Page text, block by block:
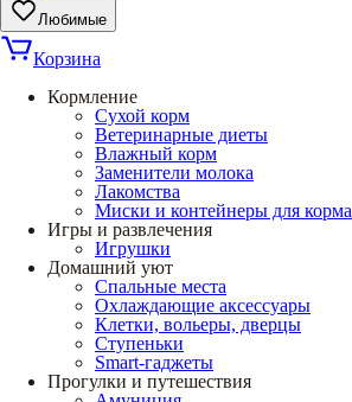
Любимые
Корзина
Кормление
Сухой корм
Ветеринарные диеты
Влажный корм
Заменители молока
Лакомства
Миски и контейнеры для корма
Игры и развлечения
Игрушки
Домашний уют
Спальные места
Охлаждающие аксессуары
Клетки, вольеры, дверцы
Ступеньки
Smart-гаджеты
Прогулки и путешествия